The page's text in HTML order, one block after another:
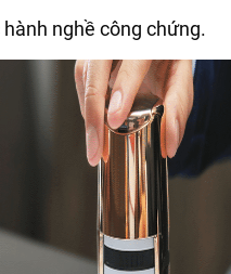
hành nghề công chứng.